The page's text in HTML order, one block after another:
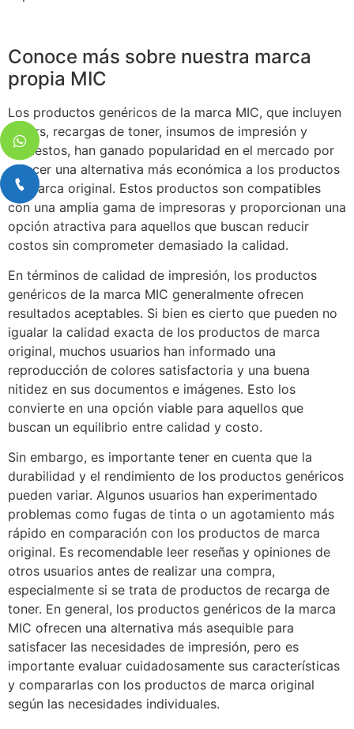
Conoce más sobre nuestra marca
propia MIC
Los productos genéricos de la marca MIC, que incluyen
toners, recargas de toner, insumos de impresión y
repuestos, han ganado popularidad en el mercado por
ofrecer una alternativa más económica a los productos
de marca original. Estos productos son compatibles
con una amplia gama de impresoras y proporcionan una
opción atractiva para aquellos que buscan reducir
costos sin comprometer demasiado la calidad.
En términos de calidad de impresión, los productos
genéricos de la marca MIC generalmente ofrecen
resultados aceptables. Si bien es cierto que pueden no
igualar la calidad exacta de los productos de marca
original, muchos usuarios han informado una
reproducción de colores satisfactoria y una buena
nitidez en sus documentos e imágenes. Esto los
convierte en una opción viable para aquellos que
buscan un equilibrio entre calidad y costo.
Sin embargo, es importante tener en cuenta que la
durabilidad y el rendimiento de los productos genéricos
pueden variar. Algunos usuarios han experimentado
problemas como fugas de tinta o un agotamiento más
rápido en comparación con los productos de marca
original. Es recomendable leer reseñas y opiniones de
otros usuarios antes de realizar una compra,
especialmente si se trata de productos de recarga de
toner. En general, los productos genéricos de la marca
MIC ofrecen una alternativa más asequible para
satisfacer las necesidades de impresión, pero es
importante evaluar cuidadosamente sus características
y compararlas con los productos de marca original
según las necesidades individuales.